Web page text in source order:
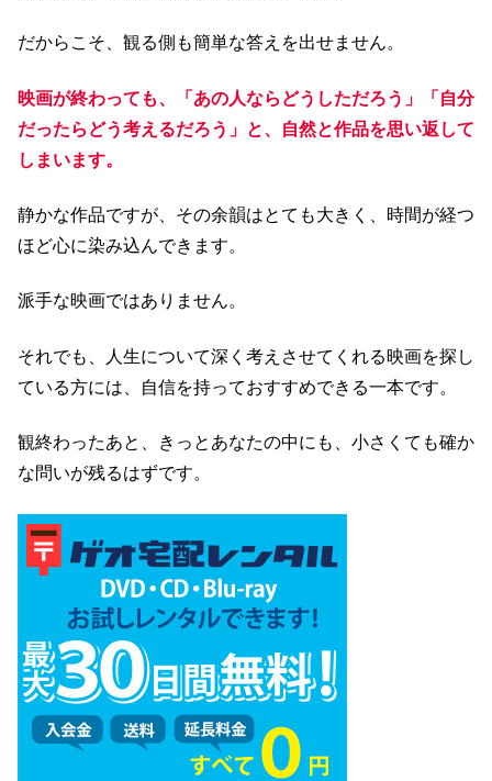
だからこそ、観る側も簡単な答えを出せません。
映画が終わっても、「あの人ならどうしただろう」「自分
だったらどう考えるだろう」と、自然と作品を思い返して
しまいます。
静かな作品ですが、その余韻はとても大きく、時間が経つ
ほど心に染み込んできます。
派手な映画ではありません。
それでも、人生について深く考えさせてくれる映画を探し
ている方には、自信を持っておすすめできる一本です。
観終わったあと、きっとあなたの中にも、小さくても確か
な問いが残るはずです。